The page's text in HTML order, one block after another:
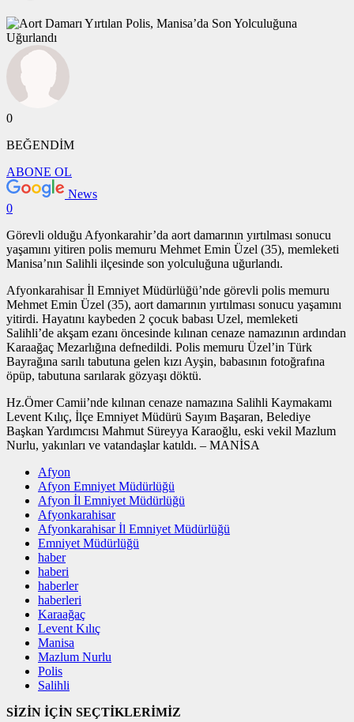
0
BEĞENDİM
ABONE OL
News
0
Görevli olduğu Afyonkarahir’da aort damarının yırtılması sonucu
yaşamını yitiren polis memuru Mehmet Emin Üzel (35), memleketi
Manisa’nın Salihli ilçesinde son yolculuğuna uğurlandı.
Afyonkarahisar İl Emniyet Müdürlüğü’nde görevli polis memuru
Mehmet Emin Üzel (35), aort damarının yırtılması sonucu yaşamını
yitirdi. Hayatını kaybeden 2 çocuk babası Uzel, memleketi
Salihli’de akşam ezanı öncesinde kılınan cenaze namazının ardından
Karaağaç Mezarlığına defnedildi. Polis memuru Üzel’in Türk
Bayrağına sarılı tabutuna gelen kızı Ayşin, babasının fotoğrafına
öpüp, tabutuna sarılarak gözyaşı döktü.
Hz.Ömer Camii’nde kılınan cenaze namazına Salihli Kaymakamı
Levent Kılıç, İlçe Emniyet Müdürü Sayım Başaran, Belediye
Başkan Yardımcısı Mahmut Süreyya Karaoğlu, eski vekil Mazlum
Nurlu, yakınları ve vatandaşlar katıldı. – MANİSA
Afyon
Afyon Emniyet Müdürlüğü
Afyon İl Emniyet Müdürlüğü
Afyonkarahisar
Afyonkarahisar İl Emniyet Müdürlüğü
Emniyet Müdürlüğü
haber
haberi
haberler
haberleri
Karaağaç
Levent Kılıç
Manisa
Mazlum Nurlu
Polis
Salihli
SİZİN İÇİN SEÇTİKLERİMİZ